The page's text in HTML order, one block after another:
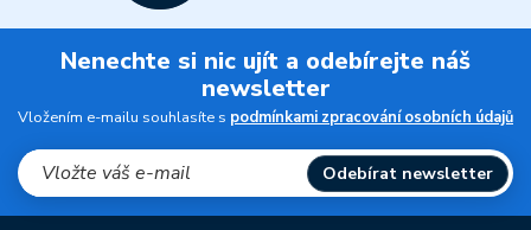
Nenechte si nic ujít a odebírejte náš
newsletter
Vložením e-mailu souhlasíte s podmínkami zpracování osobních údajů
Odebírat newsletter